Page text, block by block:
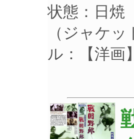
状態：日焼
（ジャケッ
ル：【洋画】